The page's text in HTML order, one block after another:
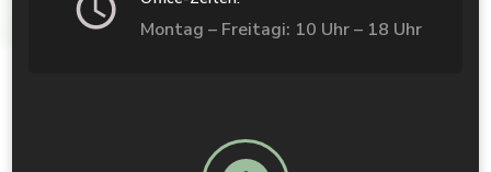
Montag – Freitagi: 10 Uhr – 18 Uhr